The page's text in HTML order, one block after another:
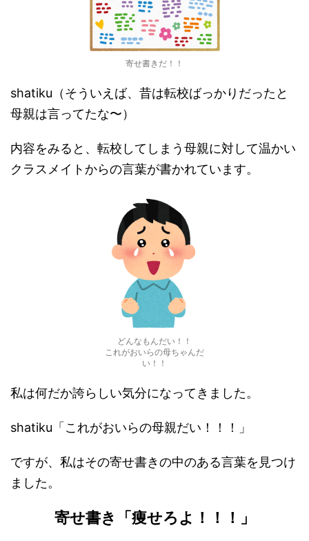
寄せ書きだ！！
shatiku（そういえば、昔は転校ばっかりだったと
母親は言ってたな〜）
内容をみると、転校してしまう母親に対して温かい
クラスメイトからの言葉が書かれています。
どんなもんだい！！
これがおいらの母ちゃんだ
い！！
私は何だか誇らしい気分になってきました。
shatiku「これがおいらの母親だい！！！」
ですが、私はその寄せ書きの中のある言葉を見つけ
ました。
寄せ書き「痩せろよ！！！」